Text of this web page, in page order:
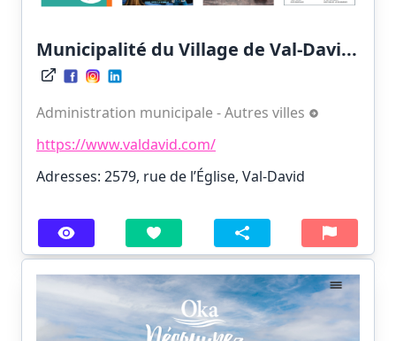
Municipalité du Village de Val-Davi...
Administration municipale - Autres villes
https://www.valdavid.com/
Adresses: 2579, rue de l’Église, Val-David